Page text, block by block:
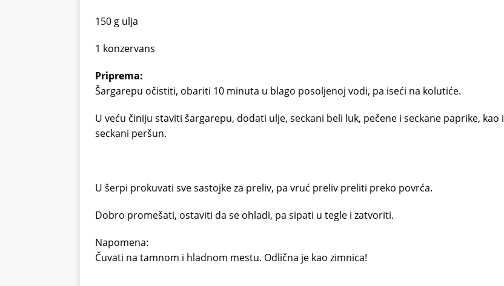
150 g ulja
1 konzervans
Priprema:
Šargarepu očistiti, obariti 10 minuta u blago posoljenoj vodi, pa iseći na kolutiće.
U veću činiju staviti šargarepu, dodati ulje, seckani beli luk, pečene i seckane paprike, kao i
seckani peršun.
U šerpi prokuvati sve sastojke za preliv, pa vruć preliv preliti preko povrća.
Dobro promešati, ostaviti da se ohladi, pa sipati u tegle i zatvoriti.
Napomena:
Čuvati na tamnom i hladnom mestu. Odlična je kao zimnica!